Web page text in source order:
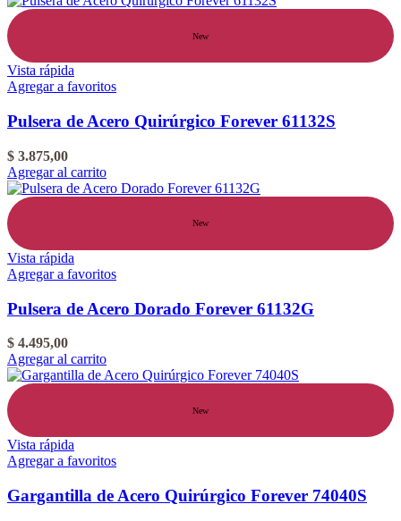
New
Vista rápida
Agregar a favoritos
Pulsera de Acero Quirúrgico Forever 61132S
$ 3.875,00
Agregar al carrito
New
Vista rápida
Agregar a favoritos
Pulsera de Acero Dorado Forever 61132G
$ 4.495,00
Agregar al carrito
New
Vista rápida
Agregar a favoritos
Gargantilla de Acero Quirúrgico Forever 74040S